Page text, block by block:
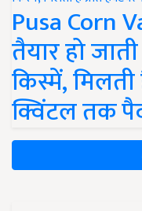
Pusa Corn
तैयार हो
किस्में, मिलती
क्विंटल तक